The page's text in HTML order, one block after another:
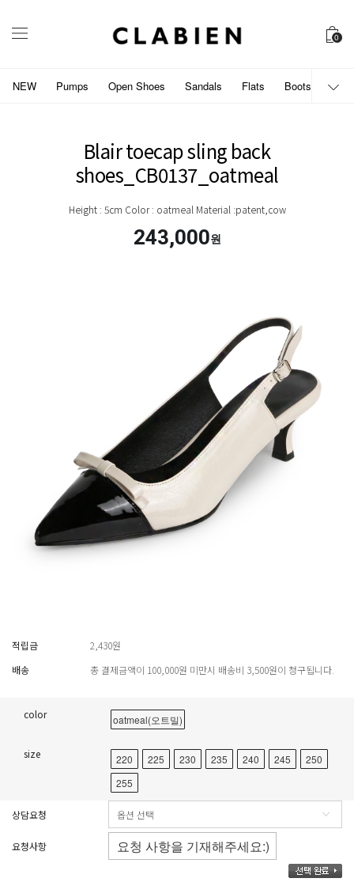
0
NEW Pumps Open Shoes Sandals Flats Boots 개
Blair toecap sling back
shoes_CB0137_oatmeal
Height : 5cm Color : oatmeal Material :patent,cow
243,000원
적립금
2,430원
배송
총 결제금액이 100,000원 미만시 배송비 3,500원이 청구됩니다.
color oatmeal(오트밀)
size 220 225 230 235 240 245
250
255
상담요청
요청사항